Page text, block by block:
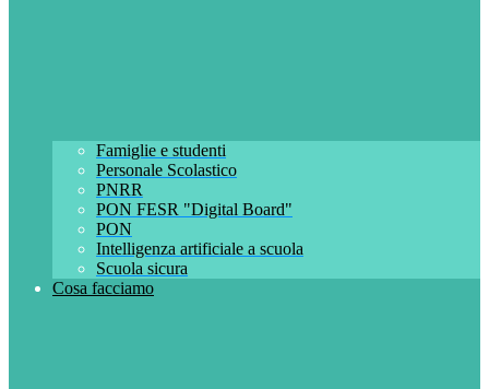
Famiglie e studenti
Personale Scolastico
PNRR
PON FESR "Digital Board"
PON
Intelligenza artificiale a scuola
Scuola sicura
Cosa facciamo